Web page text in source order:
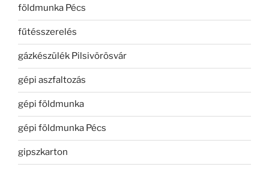
földmunka Pécs
fűtésszerelés
gázkészülék Pilsivörösvár
gépi aszfaltozás
gépi földmunka
gépi földmunka Pécs
gipszkarton